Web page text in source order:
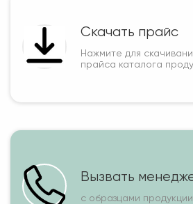
Скачать прайс
Нажмите для
прайса каталога
Вызвать
с образцами продукции